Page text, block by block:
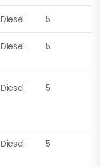
Diesel 5
Diesel 5
Diesel 5
Diesel 5